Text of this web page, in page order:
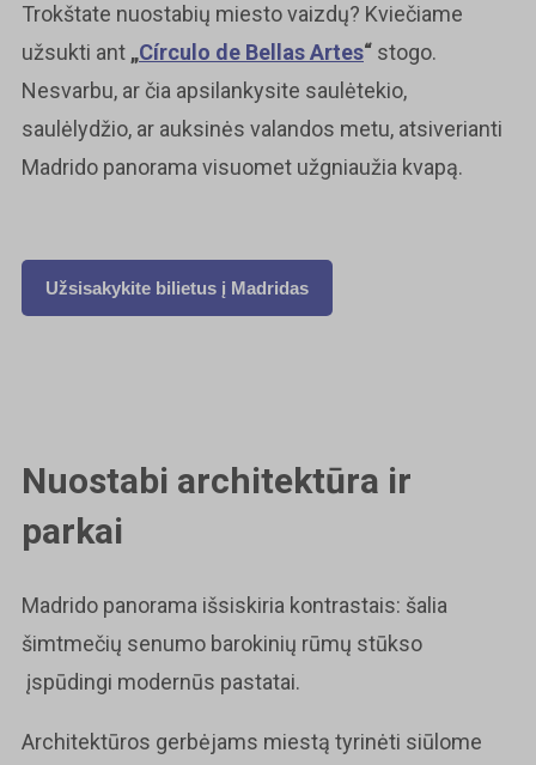
Trokštate nuostabių miesto vaizdų? Kviečiame
užsukti ant „Círculo de Bellas Artes“ stogo.
Nesvarbu, ar čia apsilankysite saulėtekio,
saulėlydžio, ar auksinės valandos metu, atsiverianti
Madrido panorama visuomet užgniaužia kvapą.
Užsisakykite bilietus į Madridas
Nuostabi architektūra ir
parkai
Madrido panorama išsiskiria kontrastais: šalia
šimtmečių senumo barokinių rūmų stūkso
įspūdingi modernūs pastatai.
Architektūros gerbėjams miestą tyrinėti siūlome